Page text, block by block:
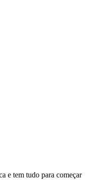
e tem tudo para começar